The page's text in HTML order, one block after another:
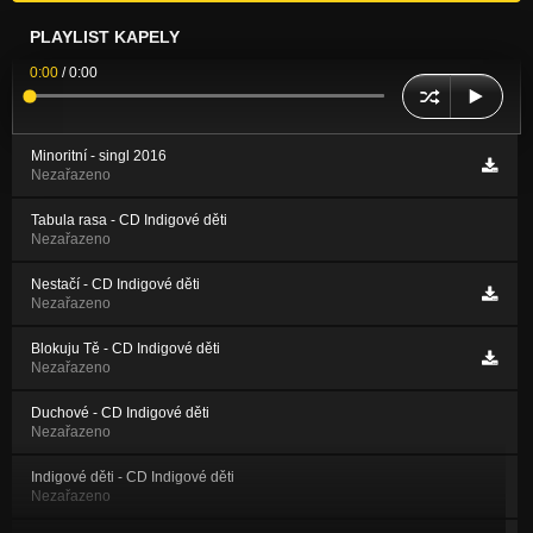
PLAYLIST KAPELY
0:00 /0:00
Minoritní - singl 2016
Nezařazeno
Tabula rasa - CD Indigové děti
Nezařazeno
Nestačí - CD Indigové děti
Nezařazeno
Blokuju Tě - CD Indigové děti
Nezařazeno
Duchové - CD Indigové děti
Nezařazeno
Indigové děti - CD Indigové děti
Nezařazeno